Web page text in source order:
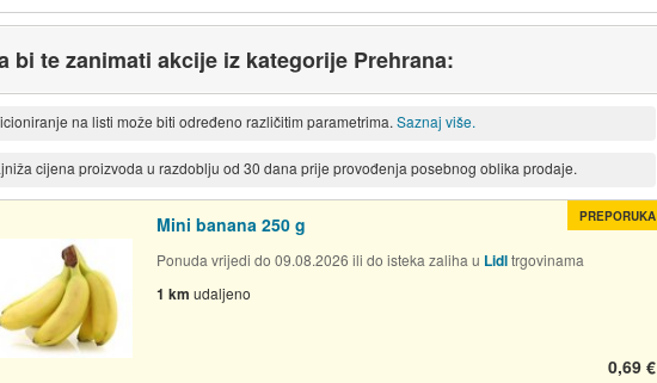
bi te zanimati akcije iz kategorije Prehrana:
na listi može biti određeno različitim parametrima.Saznaj više.
cijena proizvoda u razdoblju od 30 dana prije provođenja posebnog oblika prodaje.
Mini banana 250 g
Ponuda vrijedi do 09.08.2026 ili do isteka zaliha u Lidltrgovinama
1 km udaljeno
0,69 €
PREPORUKA